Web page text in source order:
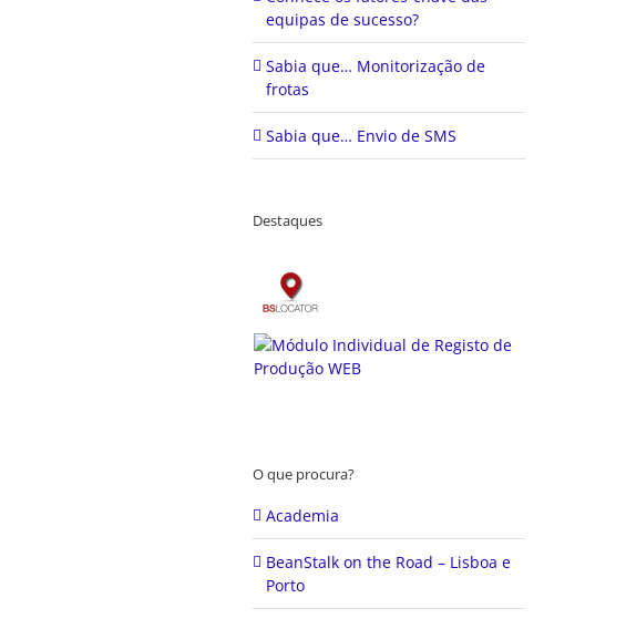
equipas de sucesso?
Sabia que… Monitorização de
frotas
Sabia que… Envio de SMS
Destaques
O que procura?
Academia
BeanStalk on the Road – Lisboa e
Porto